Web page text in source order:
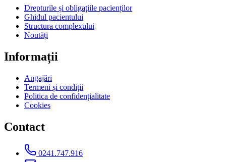
Drepturile și obligațiile pacienților
Ghidul pacientului
Structura complexului
Noutăți
Informații
Angajări
Termeni și condiții
Politica de confidențialitate
Cookies
Contact
0241.747.916